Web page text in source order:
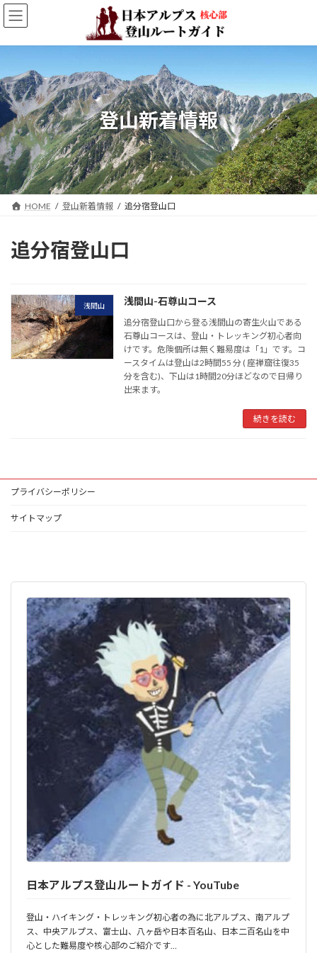
コ
ン
ン
へ
ス
キ
ッ
プ
ナ
ビ
ー
ョ
ン
に
移
動
登山新着情報
HOME 登山新着情報 追分宿登山口
追分宿登山口
浅間山 浅間山-石尊山コース
追分宿登山口から登る浅間山の寄生火山である
石尊山コースは、登山・トレッキング初心者向
けです。危険個所は無く難易度は「1」です。コ
ースタイムは登山は2時間55 分 ( 座禅窟往復35
分を含む)、下山は1時間20分ほどなので日帰り
出来ます。
続きを読む
プライバシーポリシー
サイトマップ
日本アルプス登山ルートガイド - YouTube
登山・ハイキング・トレッキング初心者の為に北アルプス、南アルプ
ス、中央アルプス、富士山、八ヶ岳や日本百名山、日本二百名山を中
心とした難易度や核心部のご紹介です…